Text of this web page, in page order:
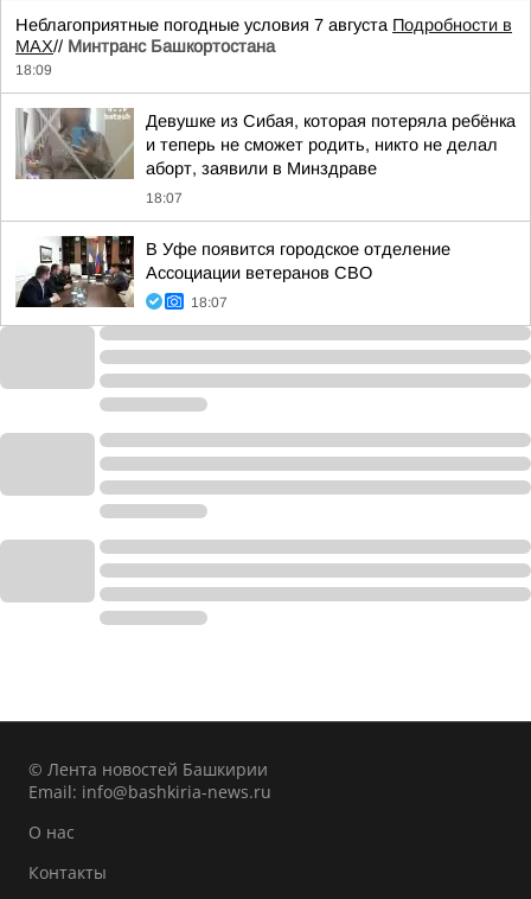
Неблагоприятные погодные условия 7 августа Подробности в
MAX// Минтранс Башкортостана
18:09
Девушке из Сибая, которая потеряла ребёнка
и теперь не сможет родить, никто не делал
аборт, заявили в Минздраве
18:07
В Уфе появится городское отделение
Ассоциации ветеранов СВО
18:07
© Лента новостей Башкирии
Email: info@bashkiria-news.ru
О нас
Контакты